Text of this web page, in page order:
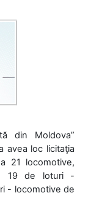
din Moldova”
avea loc licitaţia
21 locomotive,
19 de loturi -
- locomotive de